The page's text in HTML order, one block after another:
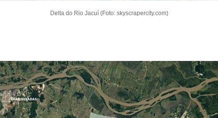
Delta do Rio Jacuí (Foto: skyscrapercity.com)